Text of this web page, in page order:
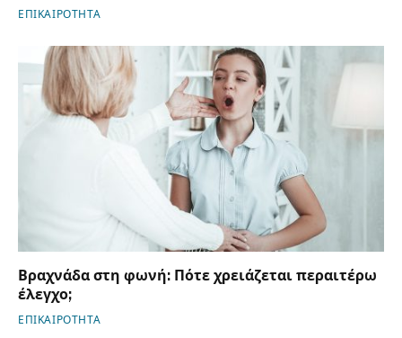
ΕΠΙΚΑΙΡΟΤΗΤΑ
Βραχνάδα στη φωνή: Πότε χρειάζεται περαιτέρω
έλεγχο;
ΕΠΙΚΑΙΡΟΤΗΤΑ